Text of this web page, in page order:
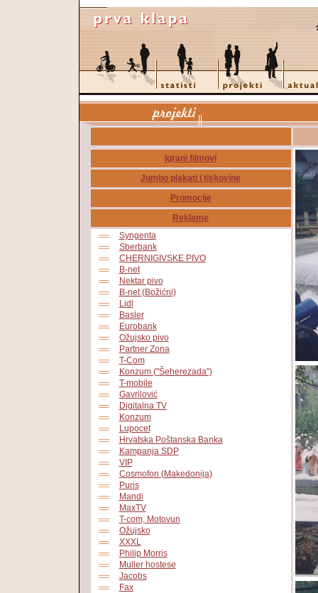
Igrani filmovi
Jumbo plakati i tiskovine
Promocije
Reklame
Syngenta
Sberbank
CHERNIGIVSKE PIVO
B-net
Nektar pivo
B-net (Božićni)
Lidl
Basler
Eurobank
Ožujsko pivo
Partner Zona
T-Com
Konzum ("Šeherezada")
T-mobile
Gavrilović
Digitalna TV
Konzum
Lupocet
Hrvatska Poštanska Banka
Kampanja SDP
VIP
Cosmofon (Makedonija)
Puris
Mandi
MaxTV
T-com, Motovun
Ožujsko
XXXL
Philip Morris
Muller hostese
Jacobs
Fax